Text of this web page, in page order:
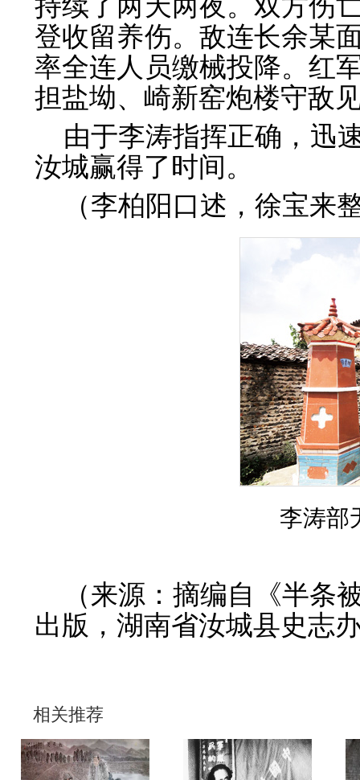
持续了两天两夜。双方伤
登收留养伤。敌连长余某
率全连人员缴械投降。红
担盐坳、崎新窑炮楼守敌
由于李涛指挥正确，迅
汝城赢得了时间。
（李柏阳口述，徐宝来
李涛部
（来源：摘编自《半条
出版，湖南省汝城县史志
相关推荐